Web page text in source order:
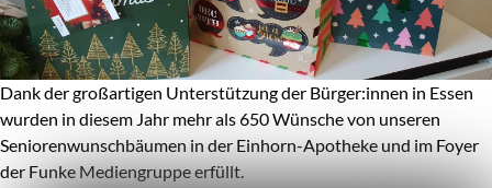
Dank der großartigen Unterstützung der Bürger:innen in Essen
wurden in diesem Jahr mehr als 650 Wünsche von unseren
Seniorenwunschbäumen in der Einhorn-Apotheke und im Foyer
der Funke Mediengruppe erfüllt.